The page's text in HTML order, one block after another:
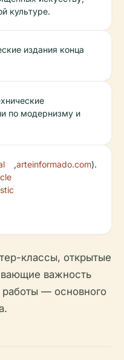
культуре.
издания конца
по модернизму и
,arteinformado.com).
классы, открытые
важность
работы — основного